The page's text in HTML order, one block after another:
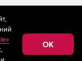
применяются
технологии
к
Федерации)
OK